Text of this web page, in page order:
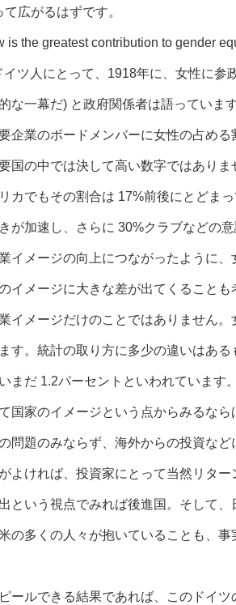
て広がるはずです。
is the greatest contribution to gender
イツ人にとって、1918年に、女性に参
な一幕だ) と政府関係者は語っています
企業のボードメンバーに女性の占め
国の中では決して高い数字ではあり
カでもその割合は 17%前後にとどまっ
が加速し、さらに 30%クラブなどの
イメージの向上につながったように
イメージに大きな差が出てくることも
イメージだけのことではありません
す。統計の取り方に多少の違いはあ
まだ 1.2パーセントといわれています。
国家のイメージという点からみるなら
問題のみならず、海外からの投資な
よければ、投資家にとって当然リター
という視点でみれば後進国。そして
の多くの人々が抱いていることも、
ールできる結果であれば、このドイ